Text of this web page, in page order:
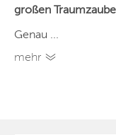
großen
Genau ...
mehr